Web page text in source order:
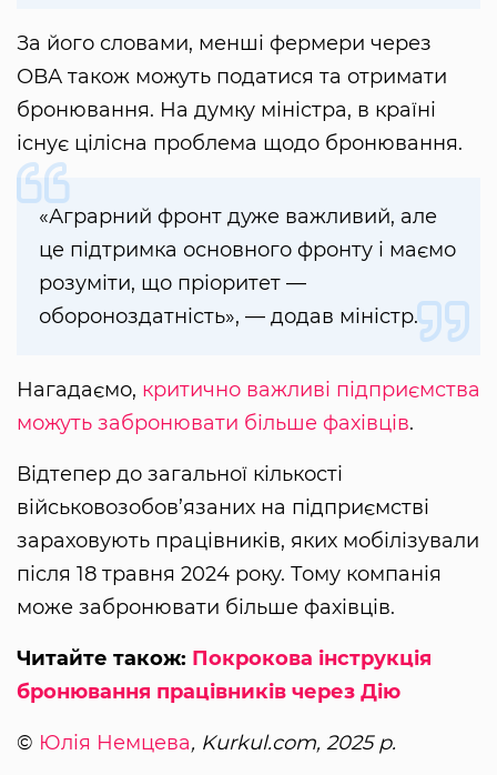
За його словами, менші фермери через
ОВА також можуть податися та отримати
бронювання. На думку міністра, в країні
існує цілісна проблема щодо бронювання.
«Аграрний фронт дуже важливий, але
це підтримка основного фронту і маємо
розуміти, що пріоритет —
обороноздатність», — додав міністр.
Нагадаємо, критично важливі підприємства
можуть забронювати більше фахівців.
Відтепер до загальної кількості
військовозобов’язаних на підприємстві
зараховують працівників, яких мобілізували
після 18 травня 2024 року. Тому компанія
може забронювати більше фахівців.
Читайте також: Покрокова інструкція
бронювання працівників через Дію
© Юлія Немцева, Kurkul.com, 2025 р.